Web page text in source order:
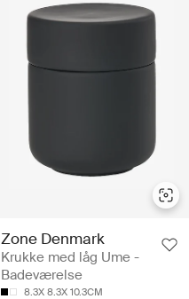
Zone Denmark
Krukke med låg Ume -
Badeværelse
8.3X 8.3X 10.3CM